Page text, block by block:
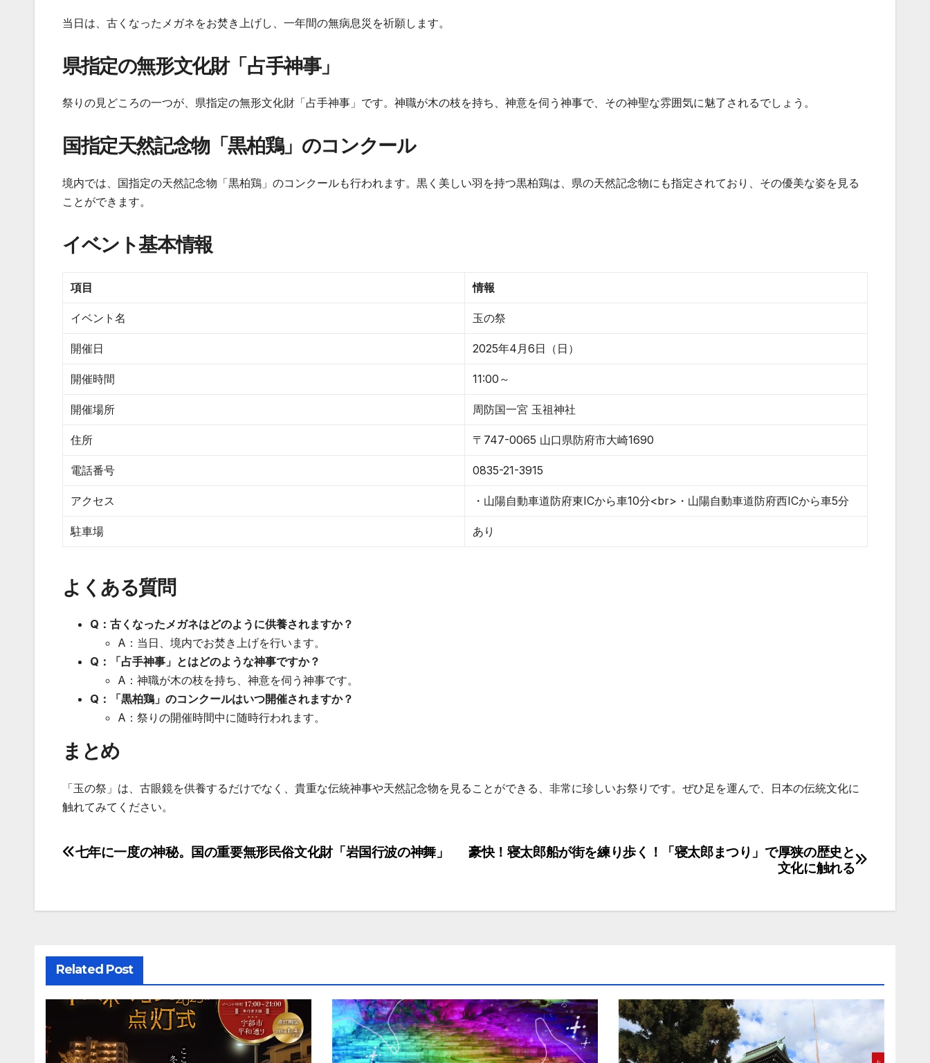
当日は、古くなったメガネをお焚き上げし、一年間の無病息災を祈願します。
県指定の無形文化財「占手神事」
祭りの見どころの一つが、県指定の無形文化財「占手神事」です。神職が木の枝を持ち、神意を伺う神事で、その神聖な雰囲気に魅了されるでしょう。
国指定天然記念物「黒柏鶏」のコンクール
境内では、国指定の天然記念物「黒柏鶏」のコンクールも行われます。黒く美しい羽を持つ黒柏鶏は、県の天然記念物にも指定されており、その優美な姿を見る
ことができます。
イベント基本情報
項目 情報
イベント名 玉の祭
開催日 2025年4月6日（日）
開催時間 11:00～
開催場所 周防国一宮 玉祖神社
住所 〒747-0065 山口県防府市大崎1690
電話番号 0835-21-3915
アクセス ・山陽自動車道防府東ICから車10分<br>・山陽自動車道防府西ICから車5分
駐車場 あり
よくある質問
Q：古くなったメガネはどのように供養されますか？
A：当日、境内でお焚き上げを行います。
Q：「占手神事」とはどのような神事ですか？
A：神職が木の枝を持ち、神意を伺う神事です。
Q：「黒柏鶏」のコンクールはいつ開催されますか？
A：祭りの開催時間中に随時行われます。
まとめ
「玉の祭」は、古眼鏡を供養するだけでなく、貴重な伝統神事や天然記念物を見ることができる、非常に珍しいお祭りです。ぜひ足を運んで、日本の伝統文化に
触れてみてください。
投
ナ
ゲ
ー
ョ
豪快！寝太郎船が街を練り歩く！「寝太郎まつり」で厚狭の歴史と
文化に触れる
七年に一度の神秘。国の重要無形民俗文化財「岩国行波の神舞」
Related Post